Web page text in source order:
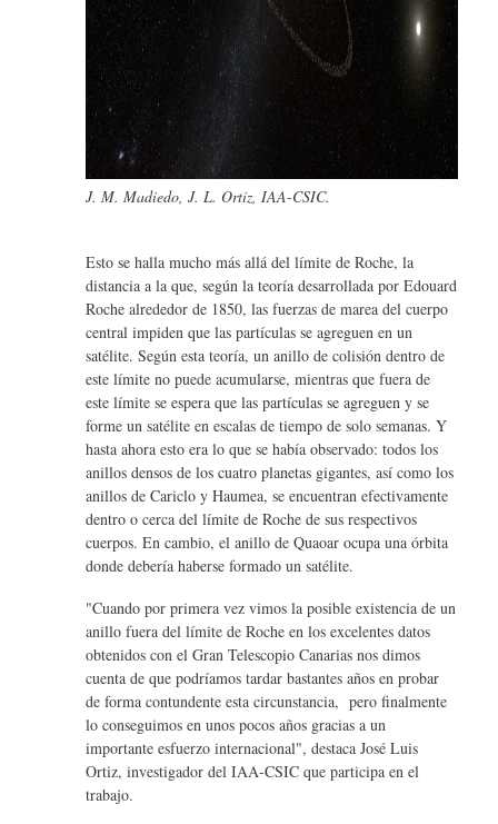
J. M. Madiedo, J. L. Ortiz, IAA-CSIC.
Esto se halla mucho más allá del límite de Roche, la
distancia a la que, según la teoría desarrollada por Edouard
Roche alrededor de 1850, las fuerzas de marea del cuerpo
central impiden que las partículas se agreguen en un
satélite. Según esta teoría, un anillo de colisión dentro de
este límite no puede acumularse, mientras que fuera de
este límite se espera que las partículas se agreguen y se
forme un satélite en escalas de tiempo de solo semanas. Y
hasta ahora esto era lo que se había observado: todos los
anillos densos de los cuatro planetas gigantes, así como los
anillos de Cariclo y Haumea, se encuentran efectivamente
dentro o cerca del límite de Roche de sus respectivos
cuerpos. En cambio, el anillo de Quaoar ocupa una órbita
donde debería haberse formado un satélite.
"Cuando por primera vez vimos la posible existencia de un
anillo fuera del límite de Roche en los excelentes datos
obtenidos con el Gran Telescopio Canarias nos dimos
cuenta de que podríamos tardar bastantes años en probar
de forma contundente esta circunstancia, pero finalmente
lo conseguimos en unos pocos años gracias a un
importante esfuerzo internacional", destaca José Luis
Ortiz, investigador del IAA-CSIC que participa en el
trabajo.